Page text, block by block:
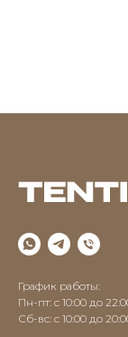
График работы:
Пн-пт: с 10:00 до
Сб-вс: c 10:00 до